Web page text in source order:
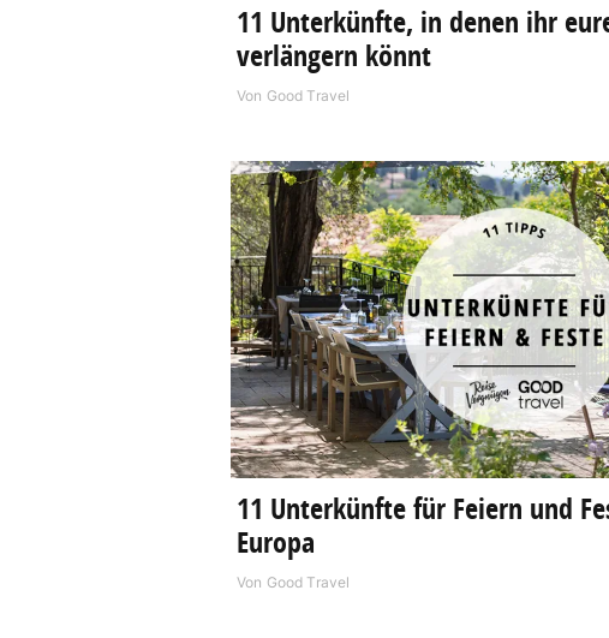
11 Unterkünfte, in denen ihr
verlängern könnt
Von Good Travel
11 Unterkünfte für Feiern und
Europa
Von Good Travel